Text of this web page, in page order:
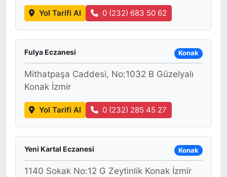
Yol Tarifi Al 0 (232) 683 50 62
Fulya Eczanesi Konak
Mithatpaşa Caddesi, No:1032 B Güzelyalı
Konak İzmir
Yol Tarifi Al 0 (232) 285 45 27
Yeni Kartal Eczanesi Konak
1140 Sokak No:12 G Zeytinlik Konak İzmir
FUAR RAPORU
FESTİVAL HABERLERİ
FESTİVAL TAKVİMİ
KONGRE HABERLERİ
KONGRE TAKVİMİ
RÖPORTAJLAR
BİYOGRAFİLER